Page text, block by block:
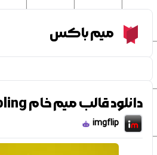
Meme Boxمیم باکس
دانلود قالب میم خام Drake hotline bling
imgflip